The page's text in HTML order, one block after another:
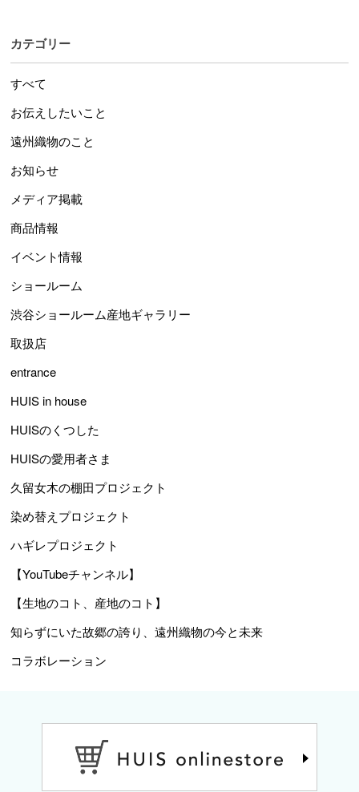
カテゴリー
すべて
お伝えしたいこと
遠州織物のこと
お知らせ
メディア掲載
商品情報
イベント情報
ショールーム
渋谷ショールーム産地ギャラリー
取扱店
entrance
HUIS in house
HUISのくつした
HUISの愛用者さま
久留女木の棚田プロジェクト
染め替えプロジェクト
ハギレプロジェクト
【YouTubeチャンネル】
【生地のコト、産地のコト】
知らずにいた故郷の誇り、遠州織物の今と未来
コラボレーション